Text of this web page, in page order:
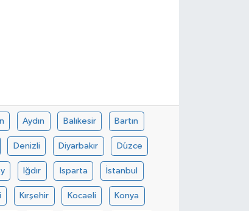
Aydın Balıkesir Bartın
Denizli Diyarbakır Düzce
Iğdır Isparta İstanbul
Kırşehir Kocaeli Konya